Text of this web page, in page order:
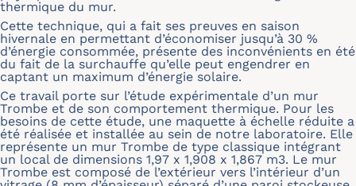
thermique du mur.
Cette technique, qui a fait ses preuves en saison
hivernale en permettant d’économiser jusqu’à 30 %
d’énergie consommée, présente des inconvénients en été
du fait de la surchauffe qu’elle peut engendrer en
captant un maximum d’énergie solaire.
Ce travail porte sur l’étude expérimentale d’un mur
Trombe et de son comportement thermique. Pour les
besoins de cette étude, une maquette à échelle réduite a
été réalisée et installée au sein de notre laboratoire. Elle
représente un mur Trombe de type classique intégrant
un local de dimensions 1,97 x 1,908 x 1,867 m3. Le mur
Trombe est composé de l’extérieur vers l’intérieur d’un